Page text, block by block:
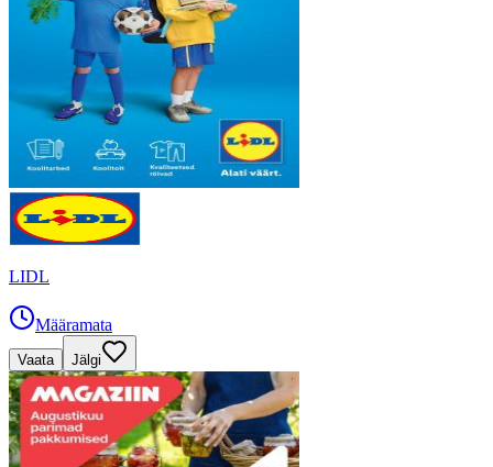
LIDL
Määramata
Vaata Jälgi